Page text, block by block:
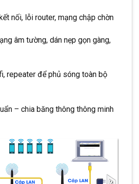
nối, lỗi router, mạng chập chờn
âm tường, dán nẹp gọn gàng,
repeater để phủ sóng toàn bộ
– chia băng thông thông minh